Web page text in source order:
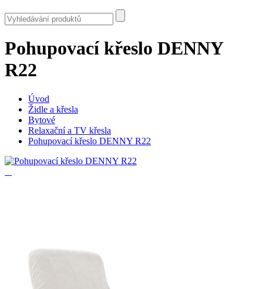
Pohupovací křeslo DENNY
R22
Úvod
Židle a křesla
Bytové
Relaxační a TV křesla
Pohupovací křeslo DENNY R22